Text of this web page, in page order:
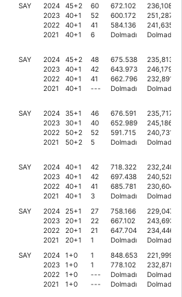
SAY
2024
2023
2022
2021
45+2
40+1
40+1
40+1
60
52
41
6
672.102
600.172
584.136
Dolmadı
236,10845
251,28700
241,63513
Dolmadı
SAY
2024
2023
2022
2021
45+2
40+1
40+1
40+1
48
42
41
---
675.538
643.973
662.796
Dolmadı
235,81311
246,17914
232,89192
Dolmadı
SAY
2024
2023
2022
2021
35+1
30+1
50+2
50+2
46
40
52
5
676.591
652.989
591.715
Dolmadı
235,71763
245,18613
240,73196
Dolmadı
SAY
2024
2023
2022
2021
40+1
40+1
40+1
40+1
42
42
41
3
718.322
697.438
685.781
Dolmadı
232,24041
240,52869
230,60424
Dolmadı
SAY
2024
2023
2022
2021
25+1
20+1
20+1
20+1
27
22
21
1
758.166
667.102
647.704
Dolmadı
229,04751
243,69323
234,44607
Dolmadı
SAY
2024
2023
2022
2021
1+0
1+0
1+0
1+0
1
1
---
---
848.653
778.102
Dolmadı
Dolmadı
221,99957
232,87876
Dolmadı
Dolmadı